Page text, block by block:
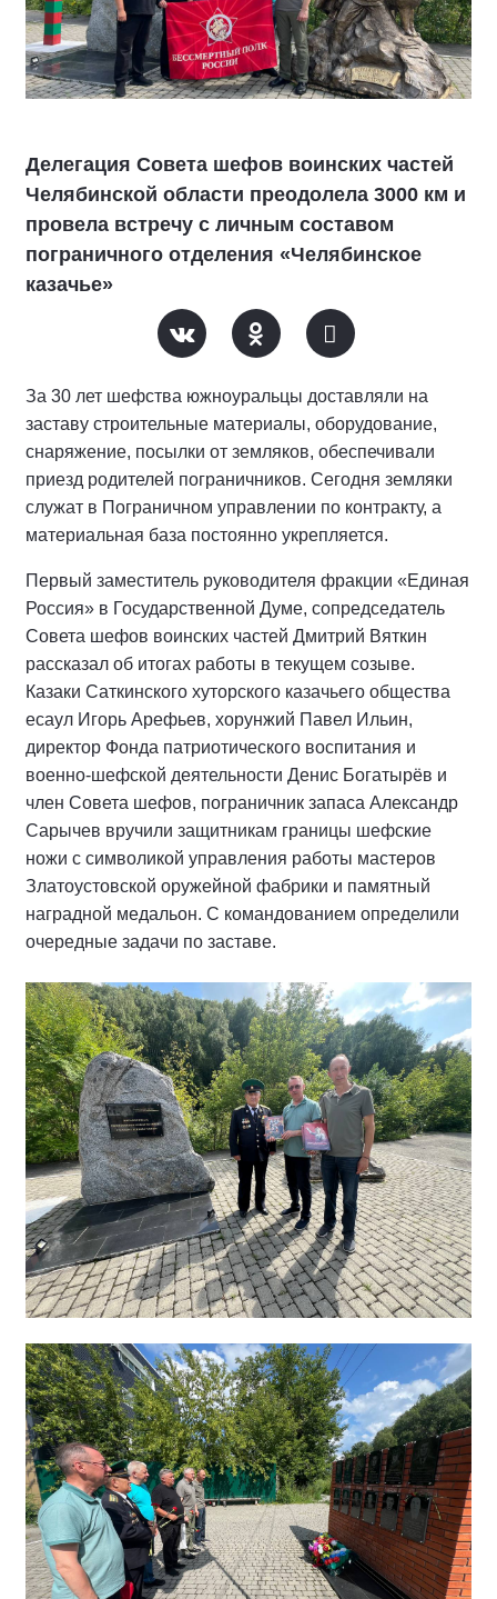
Делегация Совета шефов воинских частей
Челябинской области преодолела 3000 км и
провела встречу с личным составом
пограничного отделения «Челябинское
казачье»
За 30 лет шефства южноуральцы доставляли на
заставу строительные материалы, оборудование,
снаряжение, посылки от земляков, обеспечивали
приезд родителей пограничников. Сегодня земляки
служат в Пограничном управлении по контракту, а
материальная база постоянно укрепляется.
Первый заместитель руководителя фракции «Единая
Россия» в Государственной Думе, сопредседатель
Совета шефов воинских частей Дмитрий Вяткин
рассказал об итогах работы в текущем созыве.
Казаки Саткинского хуторского казачьего общества
есаул Игорь Арефьев, хорунжий Павел Ильин,
директор Фонда патриотического воспитания и
военно-шефской деятельности Денис Богатырёв и
член Совета шефов, пограничник запаса Александр
Сарычев вручили защитникам границы шефские
ножи с символикой управления работы мастеров
Златоустовской оружейной фабрики и памятный
наградной медальон. С командованием определили
очередные задачи по заставе.